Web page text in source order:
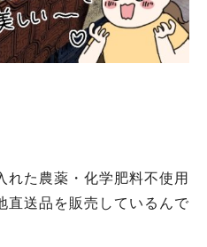
れた農薬・化学肥料不使用
直送品を販売しているんで